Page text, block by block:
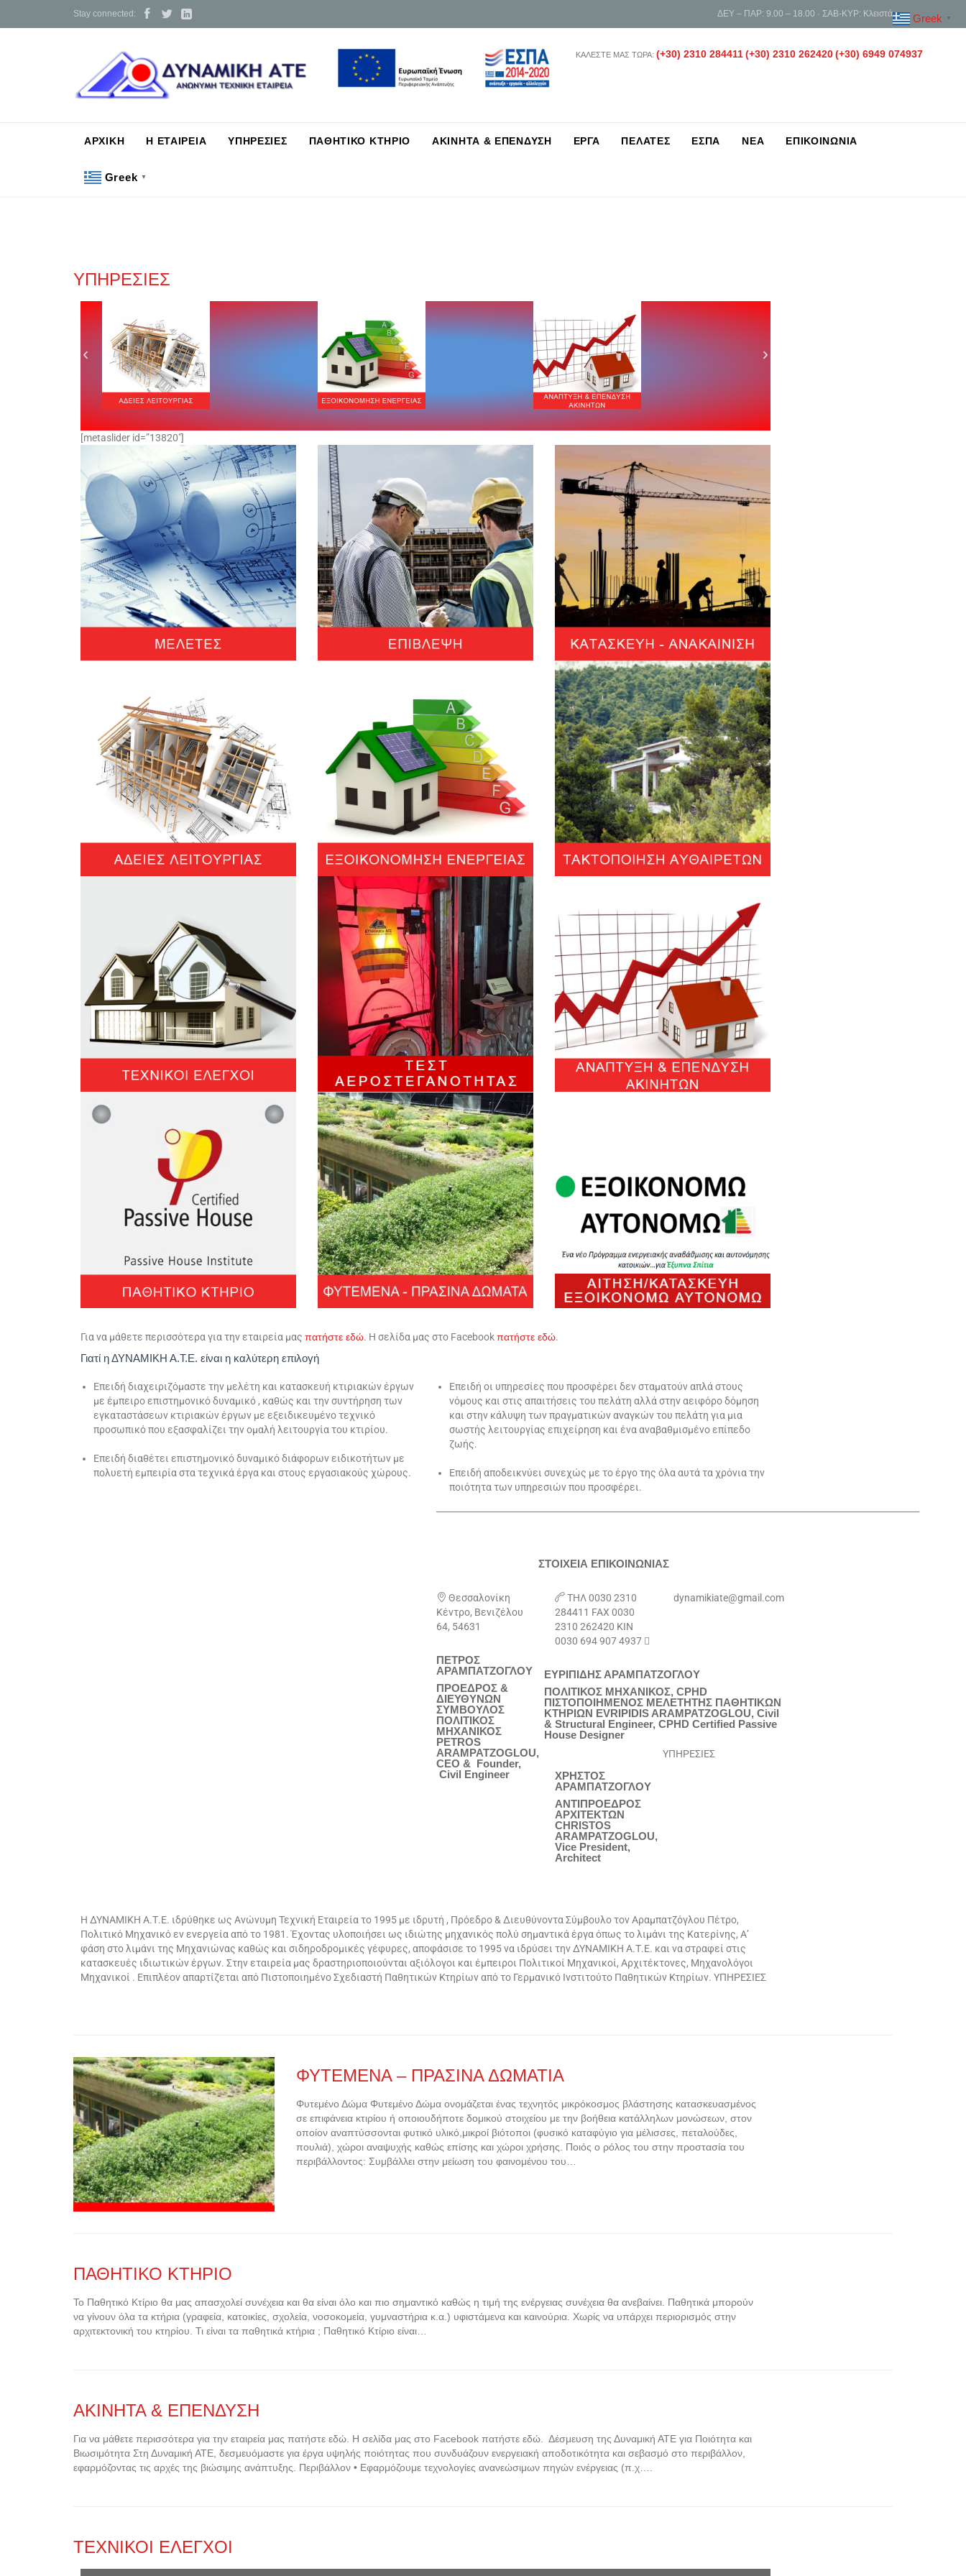
Stay connected:    ΔΕΥ – ΠΑΡ: 9.00 – 18.00 · ΣΑΒ-ΚΥΡ: Κλειστά
ΚΑΛΕΣΤΕ ΜΑΣ ΤΩΡΑ: (+30) 2310 284411(+30) 2310 262420(+30) 6949 074937
to
ΑΡΧΙΚΗ Η ΕΤΑΙΡΕΙΑ ΥΠΗΡΕΣΙΕΣ ΠΑΘΗΤΙΚΟ ΚΤΗΡΙΟ ΑΚΙΝΗΤΑ & ΕΠΕΝΔΥΣΗ ΕΡΓΑ ΠΕΛΑΤΕΣ ΕΣΠΑ ΝΕΑ ΕΠΙΚΟΙΝΩΝΙΑ
Greek ▼
ΥΠΗΡΕΣΙΕΣ
[metaslider id=”13820″]
Για να μάθετε περισσότερα για την εταιρεία μας πατήστε εδώ. Η σελίδα μας στο Facebookπατήστε εδώ.
Γιατί η ΔΥΝΑΜΙΚΗ Α.Τ.Ε. είναι η καλύτερη επιλογή
Επειδή διαχειριζόμαστε την μελέτη και κατασκευή κτιριακών έργων
με έμπειρο επιστημονικό δυναμικό , καθώς και την συντήρηση των
εγκαταστάσεων κτιριακών έργων με εξειδικευμένο τεχνικό
προσωπικό που εξασφαλίζει την ομαλή λειτουργία του κτιρίου.
Επειδή διαθέτει επιστημονικό δυναμικό διάφορων ειδικοτήτων με
πολυετή εμπει­ρία στα τεχνικά έργα και στους εργασιακούς χώρους.
Επειδή οι υπηρεσίες που προσφέρει δεν σταματούν απλά στους
νόμους και στις απαιτήσεις του πελάτη αλλά στην αειφόρο δόμηση
και στην κάλυψη των πραγματικών αναγκών του πελάτη για μια
σωστής λειτουργίας επιχείρηση και ένα αναβαθμισμένο επίπεδο
ζωής.
Επειδή αποδεικνύει συνεχώς με το έργο της όλα αυτά τα χρόνια την
ποιότητα των υπηρεσιών που προσφέρει.
ΣΤΟΙΧΕΙΑ ΕΠΙΚΟΙΝΩΝΙΑΣ
 Θεσσαλονίκη
Κέντρο, Βενιζέλου
64, 54631
 ΤΗΛ 0030 2310
284411 FAX 0030
2310 262420 ΚΙΝ
0030 694 907 4937 
dynamikiate@gmail.com
ΠΕΤΡΟΣ
ΑΡΑΜΠΑΤΖΟΓΛΟΥ
ΠΡΟΕΔΡΟΣ &
ΔΙΕΥΘΥΝΩΝ
ΣΥΜΒΟΥΛΟΣ
ΠΟΛΙΤΙΚΟΣ
ΜΗΧΑΝΙΚΟΣ
PETROS
ARAMPATZOGLOU,
CEO & Founder,
Civil Engineer
ΕΥΡΙΠΙΔΗΣ ΑΡΑΜΠΑΤΖΟΓΛΟΥ
ΠΟΛΙΤΙΚΟΣ ΜΗΧΑΝΙΚΟΣ, CPHD
ΠΙΣΤΟΠΟΙΗΜΕΝΟΣ ΜΕΛΕΤΗΤΗΣ ΠΑΘΗΤΙΚΩΝ
ΚΤΗΡΙΩΝ EVRIPIDIS ARAMPATZOGLOU, Civil
& Structural Engineer, CPHD Certified Passive
House Designer
ΧΡΗΣΤΟΣ
ΑΡΑΜΠΑΤΖΟΓΛΟΥ
ΑΝΤΙΠΡΟΕΔΡΟΣ
ΑΡΧΙΤΕΚΤΩΝ
CHRISTOS
ARAMPATZOGLOU,
Vice President,
Architect
ΥΠΗΡΕΣΙΕΣ
Η ΔΥΝΑΜΙΚΗ Α.Τ.Ε. ιδρύθηκε ως Ανώνυμη Τεχνική Εταιρεία το 1995 με ιδρυτή , Πρόεδρο & Διευθύνοντα Σύμβουλο τον Αραμπατζόγλου Πέτρο,
Πολιτικό Μηχανικό εν ενεργεία από το 1981. Έχοντας υλοποιήσει ως ιδιώτης μηχανικός πολύ σημαντικά έργα όπως το λιμάνι της Κατερίνης, Α’
φάση στο λιμάνι της Μηχανιώνας καθώς και σιδηροδρομικές γέφυρες, αποφάσισε το 1995 να ιδρύσει την ΔΥΝΑΜΙΚΗ Α.Τ.Ε. και να στραφεί στις
κατασκευές ιδιωτικών έργων. Στην εταιρεία μας δραστηριοποιούνται αξιόλογοι και έμπειροι Πολιτικοί Μηχανικοί, Αρχιτέκτονες, Μηχανολόγοι
Μηχανικοί . Επιπλέον απαρτίζεται από Πιστοποιημένο Σχεδιαστή Παθητικών Κτηρίων από το Γερμανικό Ινστιτούτο Παθητικών Κτηρίων. ΥΠΗΡΕΣΙΕΣ
ΦΥΤΕΜΕΝΑ – ΠΡΑΣΙΝΑ ΔΩΜΑΤΙΑ
Φυτεμένο Δώμα Φυτεμένο Δώμα ονομάζεται ένας τεχνητός μικρόκοσμος βλάστησης κατασκευασμένος
σε επιφάνεια κτιρίου ή οποιουδήποτε δομικού στοιχείου με την βοήθεια κατάλληλων μονώσεων, στον
οποίον αναπτύσσονται φυτικό υλικό,μικροί βιότοποι (φυσικό καταφύγιο για μέλισσες, πεταλούδες,
πουλιά), χώροι αναψυχής καθώς επίσης και χώροι χρήσης. Ποιός ο ρόλος του στην προστασία του
περιβάλλοντος: Συμβάλλει στην μείωση του φαινομένου του…
ΠΑΘΗΤΙΚΟ ΚΤΗΡΙΟ
Το Παθητικό Κτίριο θα μας απασχολεί συνέχεια και θα είναι όλο και πιο σημαντικό καθώς η τιμή της ενέργειας συνέχεια θα ανεβαίνει. Παθητικά μπορούν
να γίνουν όλα τα κτήρια (γραφεία, κατοικίες, σχολεία, νοσοκομεία, γυμναστήρια κ.α.) υφιστάμενα και καινούρια. Χωρίς να υπάρχει περιορισμός στην
αρχιτεκτονική του κτηρίου. Τι είναι τα παθητικά κτήρια ; Παθητικό Κτίριο είναι…
ΑΚΙΝΗΤΑ & ΕΠΕΝΔΥΣΗ
Για να μάθετε περισσότερα για την εταιρεία μας πατήστε εδώ. Η σελίδα μας στο Facebook πατήστε εδώ. Δέσμευση της Δυναμική ΑΤΕ για Ποιότητα και
Βιωσιμότητα Στη Δυναμική ΑΤΕ, δεσμευόμαστε για έργα υψηλής ποιότητας που συνδυάζουν ενεργειακή αποδοτικότητα και σεβασμό στο περιβάλλον,
εφαρμόζοντας τις αρχές της βιώσιμης ανάπτυξης. Περιβάλλον • Εφαρμόζουμε τεχνολογίες ανανεώσιμων πηγών ενέργειας (π.χ….
ΤΕΧΝΙΚΟΙ ΕΛΕΓΧΟΙ
Greek ▼